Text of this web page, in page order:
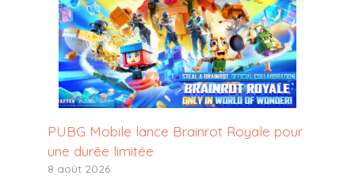
PUBG Mobile lance Brainrot Royale pour
une durée limitée
8 août 2026